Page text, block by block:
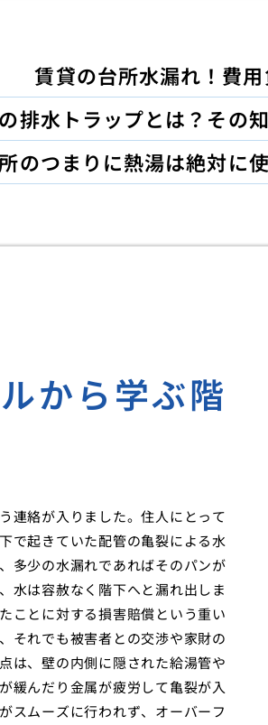
賃貸の台所水漏れ！費
排水トラップとは？その
のつまりに熱湯は絶対に
から学ぶ階
連絡が入りました。住人にとって
で起きていた配管の亀裂による水
多少の水漏れであればそのパンが
水は容赦なく階下へと漏れ出しま
ことに対する損害賠償という重い
それでも被害者との交渉や家財の
は、壁の内側に隠された給湯管や
緩んだり金属が疲労して亀裂が入
スムーズに行われず、オーバーフ